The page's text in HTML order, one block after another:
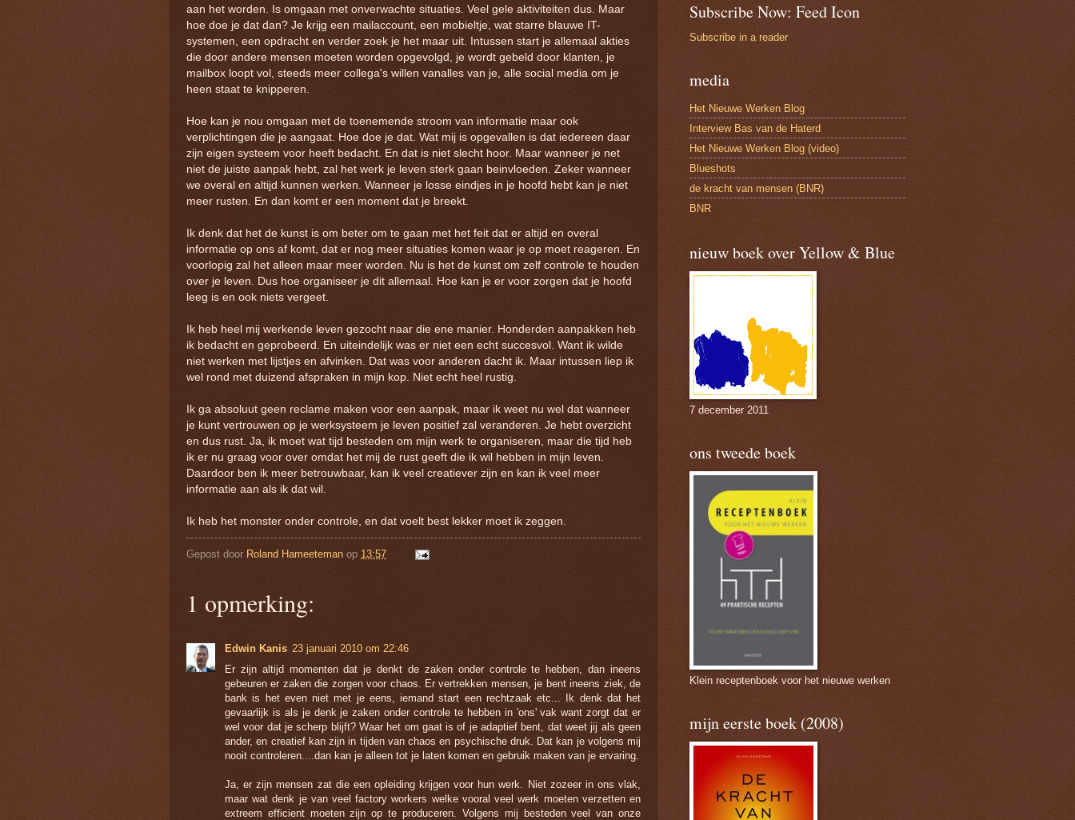
aan het worden. Is omgaan met onverwachte situaties. Veel gele aktiviteiten dus. Maar
hoe doe je dat dan? Je krijg een mailaccount, een mobieltje, wat starre blauwe IT-
systemen, een opdracht en verder zoek je het maar uit. Intussen start je allemaal akties
die door andere mensen moeten worden opgevolgd, je wordt gebeld door klanten, je
mailbox loopt vol, steeds meer collega's willen vanalles van je, alle social media om je
heen staat te knipperen.
Hoe kan je nou omgaan met de toenemende stroom van informatie maar ook
verplichtingen die je aangaat. Hoe doe je dat. Wat mij is opgevallen is dat iedereen daar
zijn eigen systeem voor heeft bedacht. En dat is niet slecht hoor. Maar wanneer je net
niet de juiste aanpak hebt, zal het werk je leven sterk gaan beinvloeden. Zeker wanneer
we overal en altijd kunnen werken. Wanneer je losse eindjes in je hoofd hebt kan je niet
meer rusten. En dan komt er een moment dat je breekt.
Ik denk dat het de kunst is om beter om te gaan met het feit dat er altijd en overal
informatie op ons af komt, dat er nog meer situaties komen waar je op moet reageren. En
voorlopig zal het alleen maar meer worden. Nu is het de kunst om zelf controle te houden
over je leven. Dus hoe organiseer je dit allemaal. Hoe kan je er voor zorgen dat je hoofd
leeg is en ook niets vergeet.
Ik heb heel mij werkende leven gezocht naar die ene manier. Honderden aanpakken heb
ik bedacht en geprobeerd. En uiteindelijk was er niet een echt succesvol. Want ik wilde
niet werken met lijstjes en afvinken. Dat was voor anderen dacht ik. Maar intussen liep ik
wel rond met duizend afspraken in mijn kop. Niet echt heel rustig.
Ik ga absoluut geen reclame maken voor een aanpak, maar ik weet nu wel dat wanneer
je kunt vertrouwen op je werksysteem je leven positief zal veranderen. Je hebt overzicht
en dus rust. Ja, ik moet wat tijd besteden om mijn werk te organiseren, maar die tijd heb
ik er nu graag voor over omdat het mij de rust geeft die ik wil hebben in mijn leven.
Daardoor ben ik meer betrouwbaar, kan ik veel creatiever zijn en kan ik veel meer
informatie aan als ik dat wil.
Ik heb het monster onder controle, en dat voelt best lekker moet ik zeggen.
Gepost door Roland Hameeteman op 13:57
1 opmerking:
Edwin Kanis 23 januari 2010 om 22:46
Er zijn altijd momenten dat je denkt de zaken onder controle te hebben, dan ineens
gebeuren er zaken die zorgen voor chaos. Er vertrekken mensen, je bent ineens ziek, de
bank is het even niet met je eens, iemand start een rechtzaak etc... Ik denk dat het
gevaarlijk is als je denk je zaken onder controle te hebben in 'ons' vak want zorgt dat er
wel voor dat je scherp blijft? Waar het om gaat is of je adaptief bent, dat weet jij als geen
ander, en creatief kan zijn in tijden van chaos en psychische druk. Dat kan je volgens mij
nooit controleren....dan kan je alleen tot je laten komen en gebruik maken van je ervaring.
Ja, er zijn mensen zat die een opleiding krijgen voor hun werk. Niet zozeer in ons vlak,
maar wat denk je van veel factory workers welke vooral veel werk moeten verzetten en
extreem efficient moeten zijn op te produceren. Volgens mij besteden veel van onze
Subscribe Now: Feed Icon
Subscribe in a reader
media
Het Nieuwe Werken Blog
Interview Bas van de Haterd
Het Nieuwe Werken Blog (video)
Blueshots
de kracht van mensen (BNR)
BNR
nieuw boek over Yellow & Blue
7 december 2011
ons tweede boek
Klein receptenboek voor het nieuwe werken
mijn eerste boek (2008)